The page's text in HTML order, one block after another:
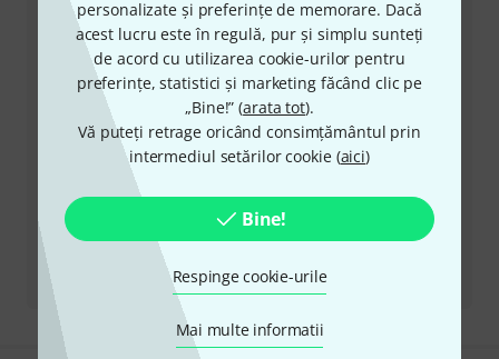
personalizate și preferințe de memorare. Dacă
acest lucru este în regulă, pur și simplu sunteți
de acord cu utilizarea cookie-urilor pentru
preferințe, statistici și marketing făcând clic pe
„Bine!” (arata tot).
Vă puteți retrage oricând consimțământul prin
intermediul setărilor cookie (aici)
Bine!
Respinge cookie-urile
Mai multe informatii
Ore de Program (CEST - Ora de vară
din Europa Centrală)
Solicită să fii contactat
Alte moduri de a ne contacta
Toate contactele